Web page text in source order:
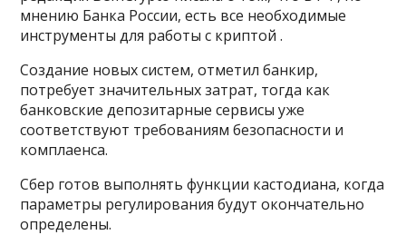
мнению Банка России, есть все необходимые
инструменты для работы с криптой .
Создание новых систем, отметил банкир,
потребует значительных затрат, тогда как
банковские депозитарные сервисы уже
соответствуют требованиям безопасности и
комплаенса.
Сбер готов выполнять функции кастодиана, когда
параметры регулирования будут окончательно
определены.